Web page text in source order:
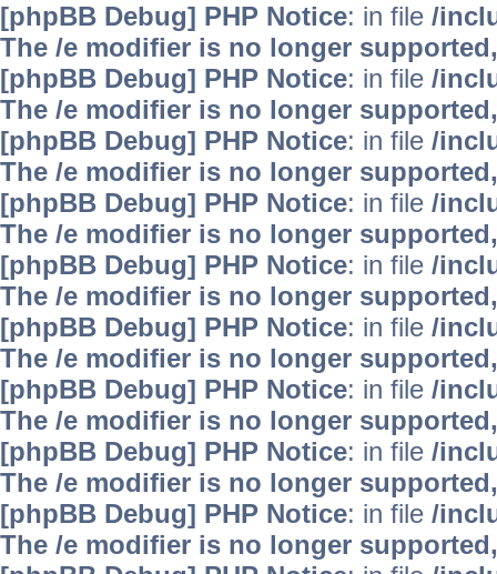
[phpBB Debug] PHP Notice: in file /
The /e modifier is no longer
[phpBB Debug] PHP Notice: in file /
The /e modifier is no longer
[phpBB Debug] PHP Notice: in file /
The /e modifier is no longer
[phpBB Debug] PHP Notice: in file /
The /e modifier is no longer
[phpBB Debug] PHP Notice: in file /
The /e modifier is no longer
[phpBB Debug] PHP Notice: in file /
The /e modifier is no longer
[phpBB Debug] PHP Notice: in file /
The /e modifier is no longer
[phpBB Debug] PHP Notice: in file /
The /e modifier is no longer
[phpBB Debug] PHP Notice: in file /
The /e modifier is no longer